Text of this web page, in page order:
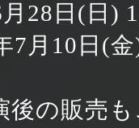
28日(日)
7月10日(
後の販売